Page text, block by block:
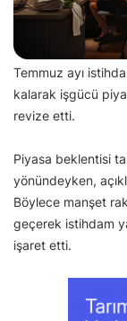
Temmuz ayı
kalarak işgücü
revize etti.
Piyasa beklentisi
yönündeyken,
Böylece manşet
geçerek istihdam
işaret etti.